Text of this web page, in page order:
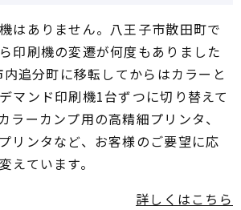
はありません。八王子市散田町で
印刷機の変遷が何度もありました
追分町に移転してからはカラーと
マンド印刷機1台ずつに切り替えて
ラーカンプ用の高精細プリンタ、
リンタなど、お客様のご要望に応
えています。
詳しくはこちら